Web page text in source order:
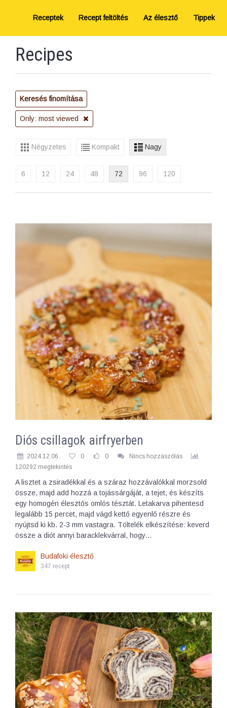
Receptek Recept feltöltés Az élesztő Tippek
Recipes
Keresés finomítása
Only: most viewed
Négyzetes Kompakt Nagy
6 12 24 48 72 96 120
Diós csillagok airfryerben
2024.12.06. 0 0
Nincs hozzászólás
120292 megtekintés
A lisztet a zsiradékkal és a száraz hozzávalókkal morzsold
össze, majd add hozzá a tojássárgáját, a tejet, és készíts
egy homogén élesztős omlós tésztát. Letakarva pihentesd
legalább 15 percet, majd vágd kettő egyenlő részre és
nyújtsd ki kb. 2-3 mm vastagra. Töltelék elkészítése: keverd
össze a diót annyi baracklekvárral, hogy…
Budafoki élesztő
347 recept